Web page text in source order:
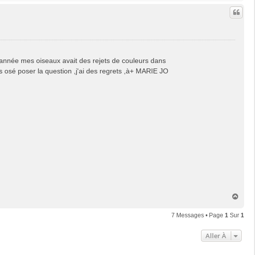
u
mes oiseaux avait des rejets de couleurs dans
poser la question ,j'ai des regrets ,à+ MARIE JO
u
t
7 Messages • Page 1 Sur 1
Aller À